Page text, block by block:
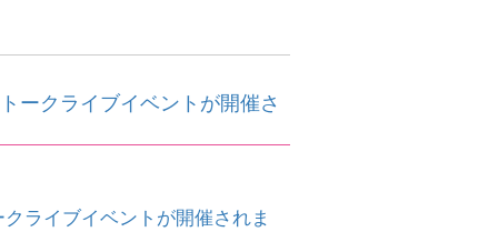
ークライブイベントが開催さ
ライブイベントが開催されま